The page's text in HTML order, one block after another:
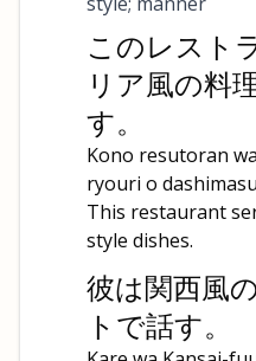
このレスト
リア風の料
す。
Kono resutoran
ryouri o
This restaurant
style dishes.
彼は関西風
トで話す。